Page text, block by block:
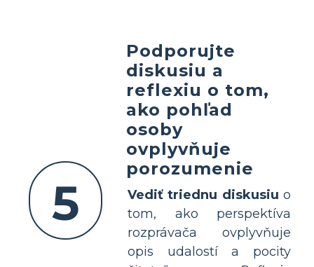
5
Podporujte
diskusiu a
reflexiu o tom,
ako pohľad
osoby
ovplyvňuje
porozumenie
Vediť triednu diskusiu o
tom, ako perspektíva
rozprávača ovplyvňuje
opis udalostí a pocity